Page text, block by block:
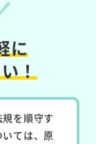
に
！
を順守す
ては、原